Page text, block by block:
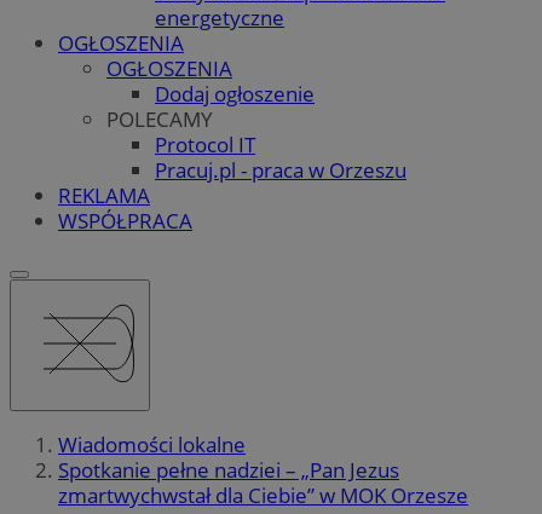
energetyczne
OGŁOSZENIA
OGŁOSZENIA
Dodaj ogłoszenie
POLECAMY
Protocol IT
Pracuj.pl - praca w Orzeszu
REKLAMA
WSPÓŁPRACA
Wiadomości lokalne
Spotkanie pełne nadziei – „Pan Jezus
zmartwychwstał dla Ciebie” w MOK Orzesze